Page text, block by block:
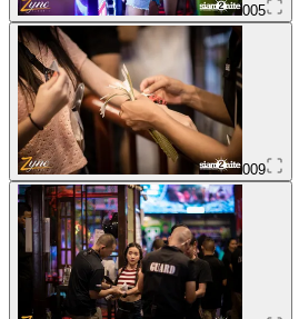
005
009